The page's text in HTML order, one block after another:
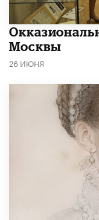
Москвы
26 ИЮНЯ